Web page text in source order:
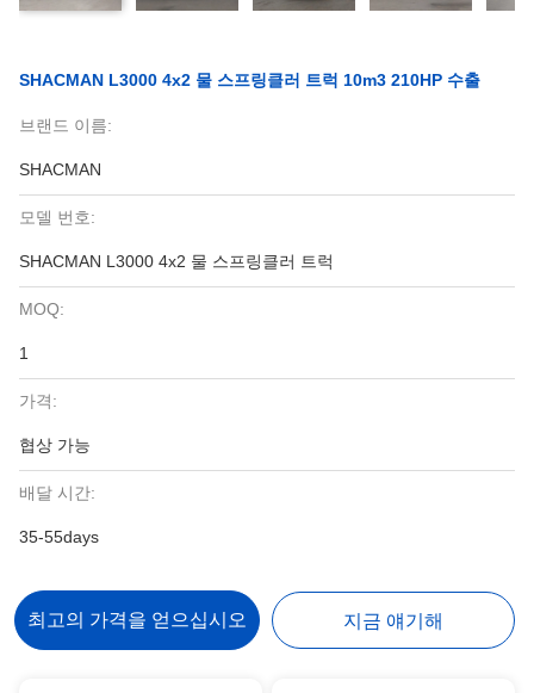
SHACMAN L3000 4x2 물 스프링클러 트럭 10m3 210HP 수출
브랜드 이름:
SHACMAN
모델 번호:
SHACMAN L3000 4x2 물 스프링클러 트럭
MOQ:
1
가격:
협상 가능
배달 시간:
35-55days
최고의 가격을 얻으십시오 지금 얘기해